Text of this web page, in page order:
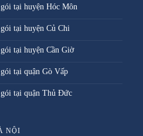
tại huyện Hóc Môn
tại huyện Củ Chi
tại huyện Cần Giờ
tại quận Gò Vấp
tại quận Thủ Đức
NỘI